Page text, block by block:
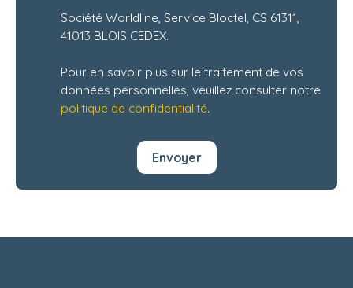
Société Worldline, Service Bloctel, CS 61311,
41013 BLOIS CEDEX.
Pour en savoir plus sur le traitement de vos
données personnelles, veuillez consulter notre
politique de confidentialité.
Envoyer